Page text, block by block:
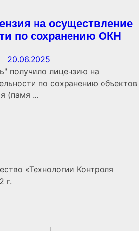
на осуществление
по сохранению ОКН
20.06.2025
получило лицензию на
по сохранению объектов
(памя ...
«Технологии Контроля
г.